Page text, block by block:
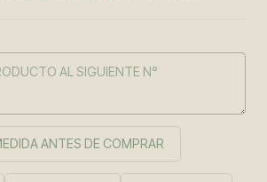
ANTES DE COMPRAR